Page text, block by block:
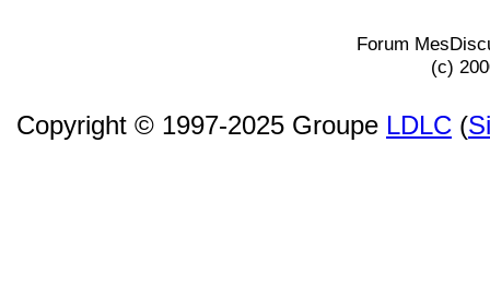
Forum
(c)
Copyright © 1997-2025 Groupe LDLC (